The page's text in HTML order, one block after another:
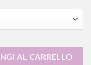
colmar quantità
AL CARRELLO